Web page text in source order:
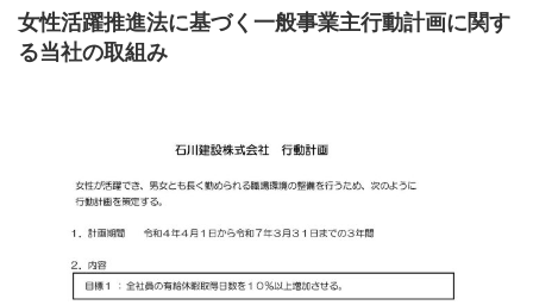
g
女性活躍推進法に基づく一般事業主行動計画に関す
る当社の取組み